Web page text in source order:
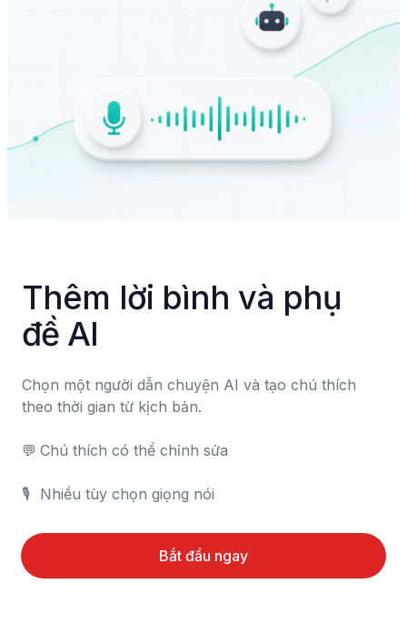
Thêm lời bình và phụ
đề AI
Chọn một người dẫn chuyện AI và tạo chú thích
theo thời gian từ kịch bản.
💬	Chú thích có thể chỉnh sửa
🎙️	Nhiều tùy chọn giọng nói
Bắt đầu ngay